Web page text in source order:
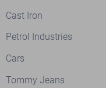
Cast Iron
Petrol Industries
Cars
Tommy Jeans